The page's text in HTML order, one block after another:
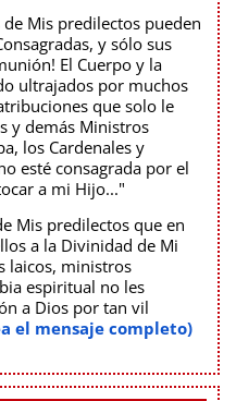
de Mis predilectos pueden
y sólo sus
El Cuerpo y la
ultrajados por muchos
que solo le
y demás Ministros
los Cardenales y
esté consagrada por el
a mi Hijo..."
Mis predilectos que en
a la Divinidad de Mi
laicos, ministros
espiritual no les
a Dios por tan vil
el mensaje completo)